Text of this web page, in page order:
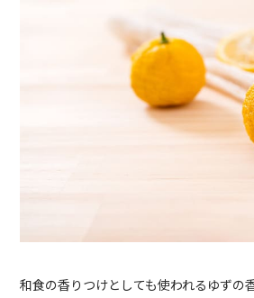
和食の香りつけとしても使われるゆずの